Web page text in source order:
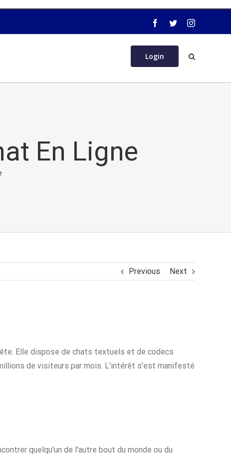
Login
En Ligne
Previous Next
Elle dispose de chats textuels et de codecs
de visiteurs par mois. L’intérêt s’est manifesté
quelqu'un de l'autre bout du monde ou du